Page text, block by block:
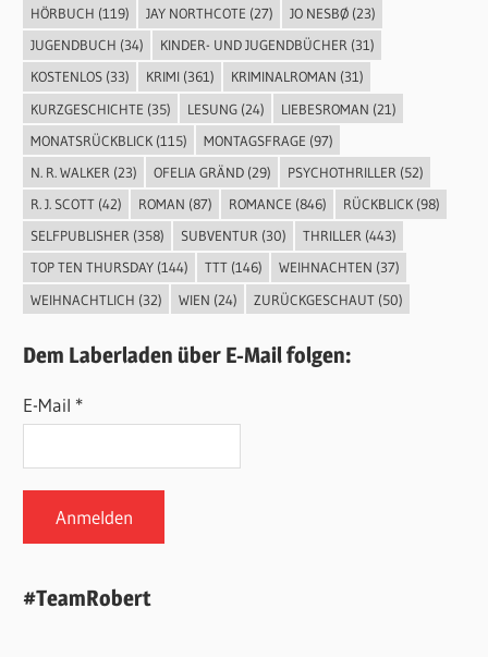
HÖRBUCH (119) JAY NORTHCOTE (27) JO NESBØ(23)
JUGENDBUCH (34) KINDER- UND JUGENDBÜCHER (31)
KOSTENLOS(33) KRIMI(361) KRIMINALROMAN (31)
KURZGESCHICHTE (35) LESUNG(24) LIEBESROMAN (21)
MONATSRÜCKBLICK(115) MONTAGSFRAGE (97)
N. R. WALKER (23) OFELIA GRÄND(29) PSYCHOTHRILLER (52)
R. J. SCOTT(42) ROMAN (87) ROMANCE (846) RÜCKBLICK(98)
SELFPUBLISHER(358) SUBVENTUR(30) THRILLER(443)
TOP TEN THURSDAY(144) TTT(146) WEIHNACHTEN (37)
WEIHNACHTLICH (32) WIEN (24) ZURÜCKGESCHAUT(50)
Dem Laberladen über E-Mail folgen:
E-Mail *
#TeamRobert